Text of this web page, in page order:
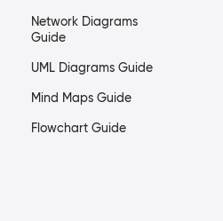
Network Diagrams
Guide
UML Diagrams Guide
Mind Maps Guide
Flowchart Guide